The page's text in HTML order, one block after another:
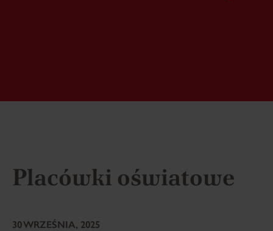
Placówki oświatowe
30 WRZEŚNIA, 2025